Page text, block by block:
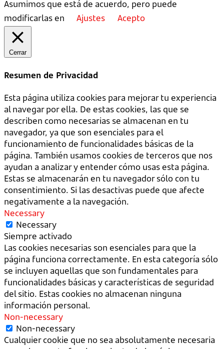
Asumimos que está de acuerdo, pero puede
modificarlas en
Ajustes Acepto
Cerrar
Resumen de Privacidad
Esta página utiliza cookies para mejorar tu experiencia
al navegar por ella. De estas cookies, las que se
describen como necesarias se almacenan en tu
navegador, ya que son esenciales para el
funcionamiento de funcionalidades básicas de la
página. También usamos cookies de terceros que nos
ayudan a analizar y entender cómo usas esta página.
Estas se almacenarán en tu navegador sólo con tu
consentimiento. Si las desactivas puede que afecte
negativamente a la navegación.
Necessary
Necessary
Siempre activado
Las cookies necesarias son esenciales para que la
página funciona correctamente. En esta categoría sólo
se incluyen aquellas que son fundamentales para
funcionalidades básicas y características de seguridad
del sitio. Estas cookies no almacenan ninguna
información personal.
Non-necessary
Non-necessary
Cualquier cookie que no sea absolutamente necesaria